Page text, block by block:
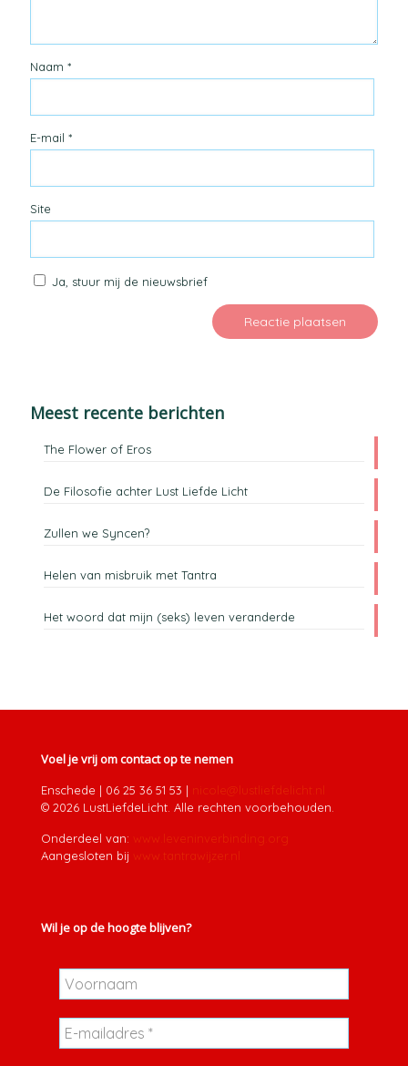
Naam *
E-mail *
Site
Ja, stuur mij de nieuwsbrief
Meest recente berichten
The Flower of Eros
De Filosofie achter Lust Liefde Licht
Zullen we Syncen?
Helen van misbruik met Tantra
Het woord dat mijn (seks) leven veranderde
Voel je vrij om contact op te nemen
Enschede | 06 25 36 51 53 | nicole@lustliefdelicht.nl
© 2026 LustLiefdeLicht. Alle rechten voorbehouden.
Onderdeel van: www.leveninverbinding.org
Aangesloten bij www.tantrawijzer.nl
Wil je op de hoogte blijven?